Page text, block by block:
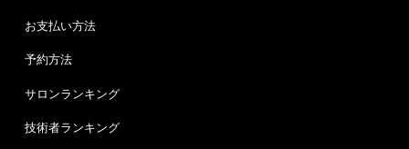
お支払い方法
予約方法
サロンランキング
技術者ランキング